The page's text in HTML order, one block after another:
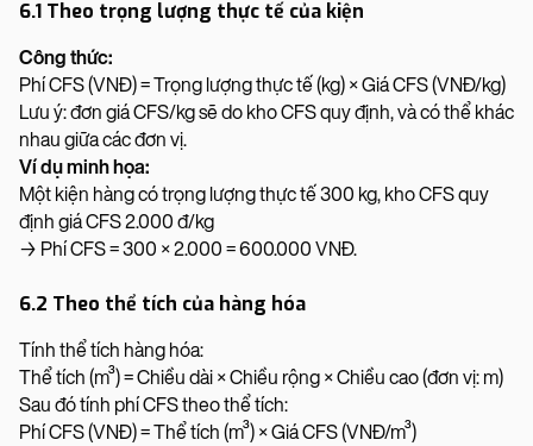
6.1 Theo trọng lượng thực tế của kiện
Công thức:
Phí CFS (VNĐ) = Trọng lượng thực tế (kg) × Giá CFS (VNĐ/kg)
Lưu ý: đơn giá CFS/kg sẽ do kho CFS quy định, và có thể khác
nhau giữa các đơn vị.
Ví dụ minh họa:
Một kiện hàng có trọng lượng thực tế 300 kg, kho CFS quy
định giá CFS 2.000 đ/kg
→ Phí CFS = 300 × 2.000 = 600.000 VNĐ.
6.2 Theo thể tích của hàng hóa
Tính thể tích hàng hóa:
Thể tích (m³) = Chiều dài × Chiều rộng × Chiều cao (đơn vị: m)
Sau đó tính phí CFS theo thể tích:
Phí CFS (VNĐ) = Thể tích (m³) × Giá CFS (VNĐ/m³)